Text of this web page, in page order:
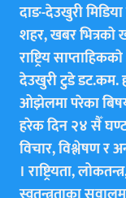
दाङ-देउखुरी मिडिया
शहर, खबर भित्रकाे
राष्ट्रिय
देउखुरी टुडे डट.कम.
ओझेलमा परेका
हरेक दिन २४ सैँ
विचार, विश्लेषण र
। राष्ट्रियता,